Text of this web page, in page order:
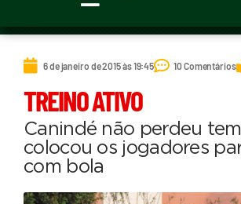
6 de janeiro de 2015 às 19:45 10 Comentários
TREINO ATIVO
Canindé não perdeu
colocou os jogadores
com bola